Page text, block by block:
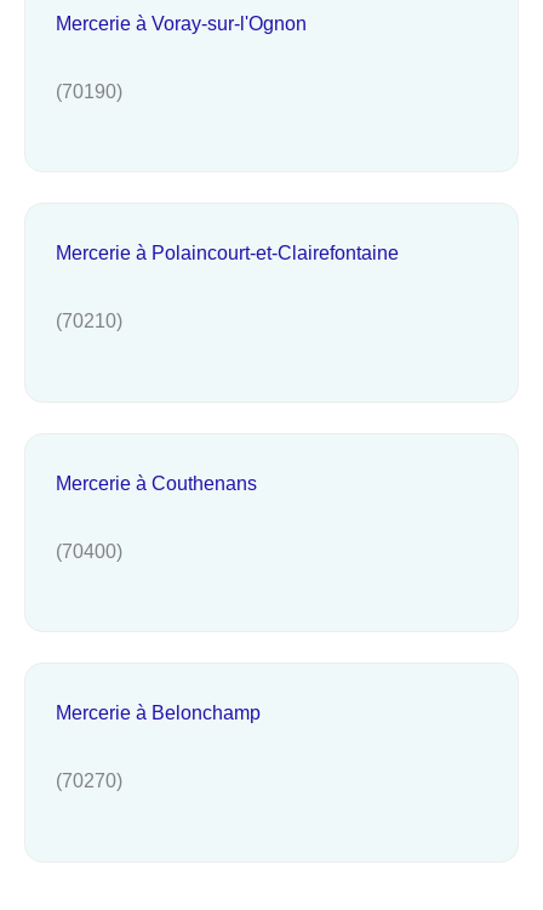
Mercerie à Voray-sur-l'Ognon
(70190)
Mercerie à Polaincourt-et-Clairefontaine
(70210)
Mercerie à Couthenans
(70400)
Mercerie à Belonchamp
(70270)